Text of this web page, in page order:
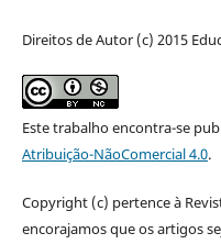
Direitos de Autor (c) 2015
Este trabalho encontra-se
Atribuição-NãoComercial 4.0.
Copyright (c) pertence à
encorajamos que os artigos